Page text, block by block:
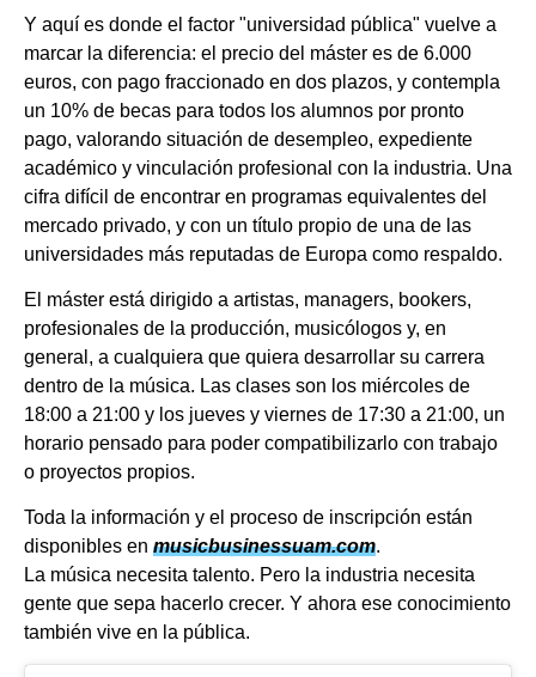
Y aquí es donde el factor "universidad pública" vuelve a
marcar la diferencia: el precio del máster es de 6.000
euros, con pago fraccionado en dos plazos, y contempla
un 10% de becas para todos los alumnos por pronto
pago, valorando situación de desempleo, expediente
académico y vinculación profesional con la industria. Una
cifra difícil de encontrar en programas equivalentes del
mercado privado, y con un título propio de una de las
universidades más reputadas de Europa como respaldo.
El máster está dirigido a artistas, managers, bookers,
profesionales de la producción, musicólogos y, en
general, a cualquiera que quiera desarrollar su carrera
dentro de la música. Las clases son los miércoles de
18:00 a 21:00 y los jueves y viernes de 17:30 a 21:00, un
horario pensado para poder compatibilizarlo con trabajo
o proyectos propios.
Toda la información y el proceso de inscripción están
disponibles en musicbusinessuam.com.
La música necesita talento. Pero la industria necesita
gente que sepa hacerlo crecer. Y ahora ese conocimiento
también vive en la pública.